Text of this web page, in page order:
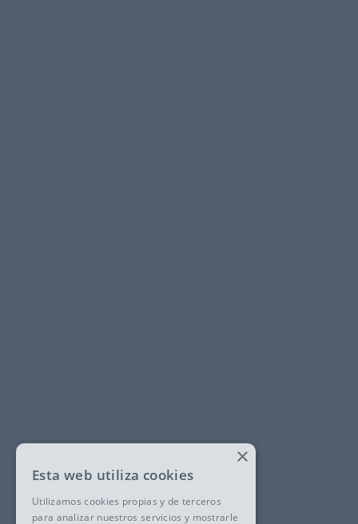
×
Esta web utiliza cookies
Utilizamos cookies propias y de terceros
para analizar nuestros servicios y mostrarle